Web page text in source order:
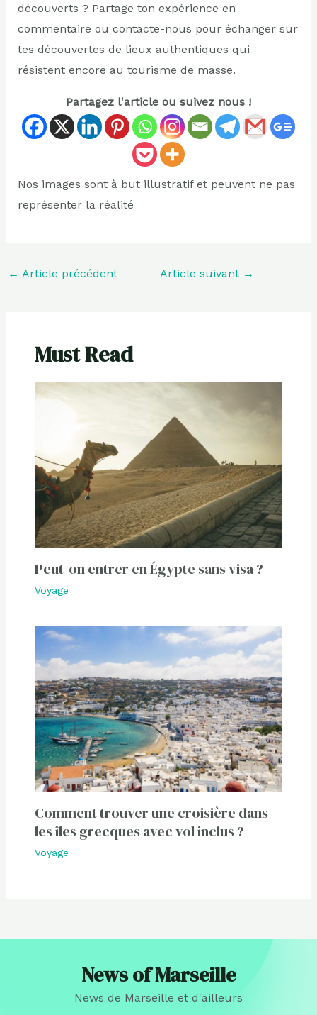
découverts ? Partage ton expérience en
commentaire ou contacte-nous pour échanger sur
tes découvertes de lieux authentiques qui
résistent encore au tourisme de masse.
Partagez l'article ou suivez nous !
Nos images sont à but illustratif et peuvent ne pas
représenter la réalité
← Article précédent Article suivant →
Must Read
Peut-on entrer en Égypte sans visa ?
Voyage
Comment trouver une croisière dans
les îles grecques avec vol inclus ?
Voyage
News of Marseille
News de Marseille et d'ailleurs